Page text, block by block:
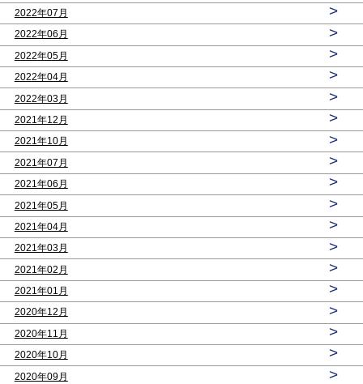
2022年07月 >
2022年06月 >
2022年05月 >
2022年04月 >
2022年03月 >
2021年12月 >
2021年10月 >
2021年07月 >
2021年06月 >
2021年05月 >
2021年04月 >
2021年03月 >
2021年02月 >
2021年01月 >
2020年12月 >
2020年11月 >
2020年10月 >
2020年09月 >